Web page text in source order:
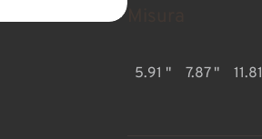
5.91 " 7.87 "